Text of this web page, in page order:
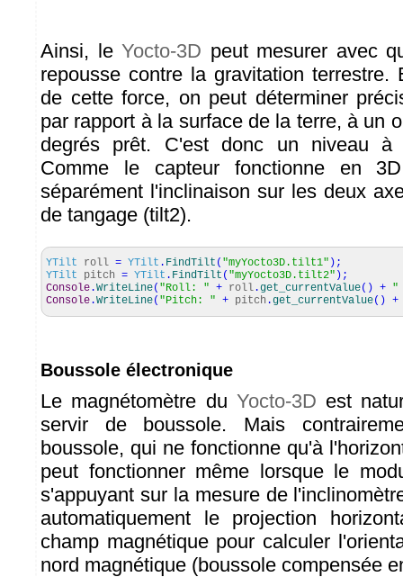
Ainsi, le Yocto-3D peut mesurer avec
repousse contre la gravitation terrestre.
de cette force, on peut déterminer
par rapport à la surface de la terre, à un
degrés prêt. C'est donc un niveau à
Comme le capteur fonctionne en
séparément l'inclinaison sur les deux
de tangage (tilt2).
YTilt roll = YTilt . FindTilt ( "myYocto3D.tilt1" ) ;
YTilt pitch = YTilt . FindTilt ( "myYocto3D.tilt2" ) ;
Console .WriteLine( "Roll: " + roll .get_currentValue( ) + "
Console .WriteLine( "Pitch: " + pitch .get_currentValue( ) +
Boussole électronique
Le magnétomètre du Yocto-3D est
servir de boussole. Mais
boussole, qui ne fonctionne qu'à
peut fonctionner même lorsque le
s'appuyant sur la mesure de
automatiquement le projection
champ magnétique pour calculer
nord magnétique (boussole compensée